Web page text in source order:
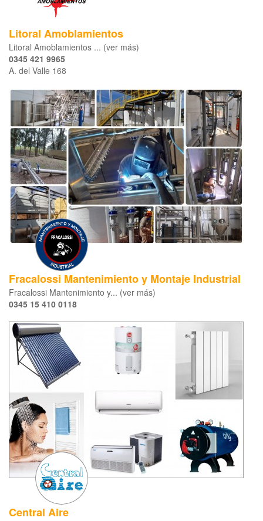
Litoral Amoblamientos
Litoral Amoblamientos ... (ver más)
0345 421 9965
A. del Valle 168
Fracalossi Mantenimiento y Montaje Industrial
Fracalossi Mantenimiento y... (ver más)
0345 15 410 0118
Central Aire